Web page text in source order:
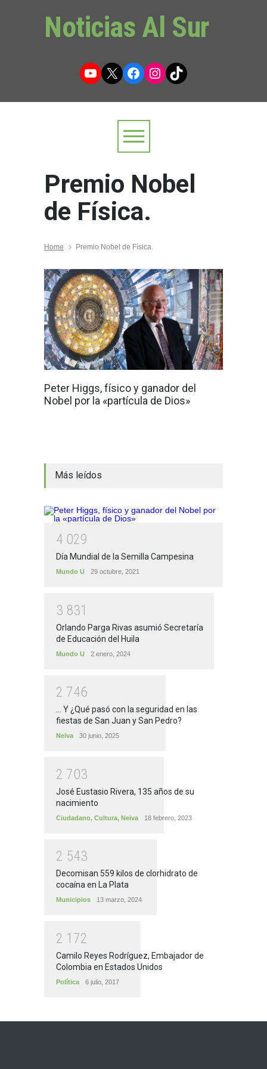
Noticias Al Sur
YouTube
X Facebook
Instagram
TikTok
Premio Nobel
de Física.
Home Premio Nobel de Física.
Peter Higgs, físico y ganador del
Nobel por la «partícula de Dios»
Más leídos
4 029
Día Mundial de la Semilla Campesina
Mundo U 29 octubre, 2021
3 831
Orlando Parga Rivas asumió Secretaría
de Educación del Huila
Mundo U 2 enero, 2024
2 746
... Y ¿Qué pasó con la seguridad en las
fiestas de San Juan y San Pedro?
Neiva 30 junio, 2025
2 703
José Eustasio Rivera, 135 años de su
nacimiento
Ciudadano, Cultura, Neiva 18 febrero, 2023
2 543
Decomisan 559 kilos de clorhidrato de
cocaína en La Plata
Municipios 13 marzo, 2024
2 1 72
Camilo Reyes Rodríguez, Embajador de
Colombia en Estados Unidos
Política 6 julio, 2017